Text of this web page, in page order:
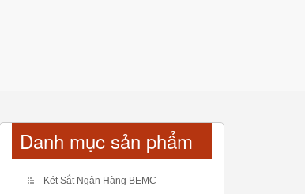
Danh mục sản phẩm
Két Sắt Ngân Hàng BEMC